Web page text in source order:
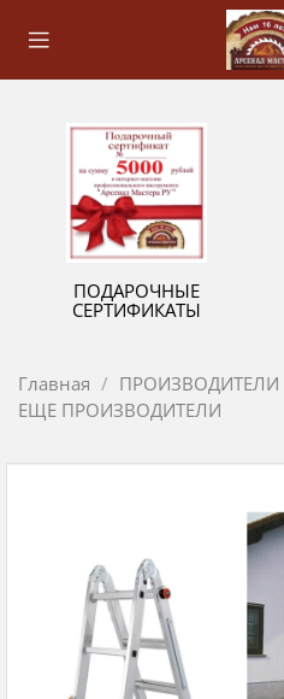
ПОДАРОЧНЫЕ
СЕРТИФИКАТЫ
Главная
ПРОИЗВОДИТЕЛИ
ЕЩЕ ПРОИЗВОДИТЕЛИ